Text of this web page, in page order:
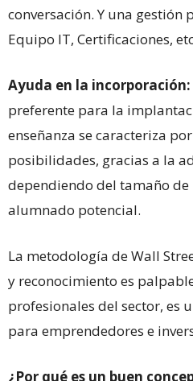
conversación. Y una gestión
Equipo IT, Certificaciones,
Ayuda en la incorporación:
preferente para la
enseñanza se caracteriza
posibilidades, gracias a la
dependiendo del tamaño
alumnado potencial.
La metodología de Wall
y reconocimiento es
profesionales del sector, es
para emprendedores e
¿Por qué es un buen